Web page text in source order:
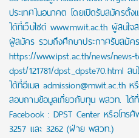
ประเทศในอนาคต โดยเปิดรับสมัคร
ได้ที่เว็บไซต์ www.mwit.ac.th ผู้สนใ
ผู้สมัคร รวมถึงศึกษาประกาศรับสมัค
https://www.ipst.ac.th/news/news-
dpst/121781/dpst_dpste70.html ส
ได้ที่อีเมล admission@mwit.ac.th
สอบถามข้อมูลเกี่ยวกับทุน พสวท. ได้
Facebook : DPST Center หรือโท
3257 และ 3262 (ฝ่าย พสวท.)